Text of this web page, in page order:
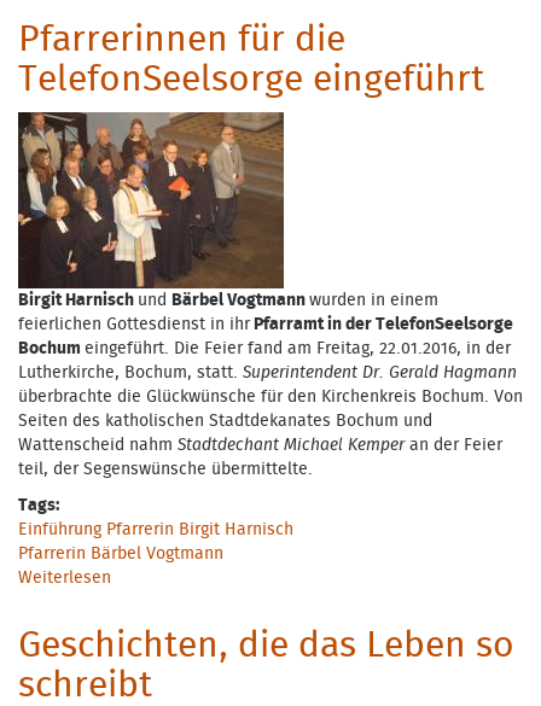
Pfarrerinnen für die
TelefonSeelsorge eingeführt
Birgit Harnisch und Bärbel Vogtmann wurden in einem
feierlichen Gottesdienst in ihrPfarramt in der TelefonSeelsorge
Bochum eingeführt. Die Feier fand am Freitag, 22.01.2016, in der
Lutherkirche, Bochum, statt. Superintendent Dr. Gerald Hagmann
überbrachte die Glückwünsche für den Kirchenkreis Bochum. Von
Seiten des katholischen Stadtdekanates Bochum und
Wattenscheid nahm Stadtdechant Michael Kemper an der Feier
teil, der Segenswünsche übermittelte.
Tags:
Einführung Pfarrerin Birgit Harnisch
Pfarrerin Bärbel Vogtmann
Weiterlesen
Geschichten, die das Leben so
schreibt